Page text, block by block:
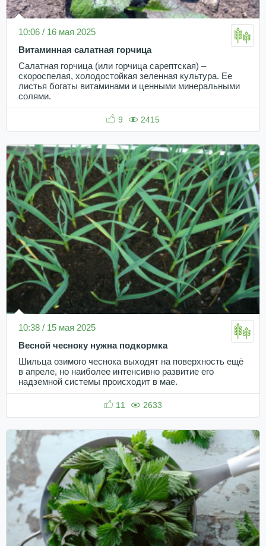
10:06 / 16 мая 2025
Витаминная салатная горчица
Салатная горчица (или горчица сарептская) –
скороспелая, холодостойкая зеленная культура. Ее
листья богаты витаминами и ценными минеральными
солями.
9 2415
10:38 / 15 мая 2025
Весной чесноку нужна подкормка
Шильца озимого чеснока выходят на поверхность ещё
в апреле, но наиболее интенсивно развитие его
надземной системы происходит в мае.
11 2633